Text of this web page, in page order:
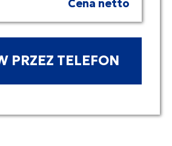
Cena netto
PRZEZ TELEFON